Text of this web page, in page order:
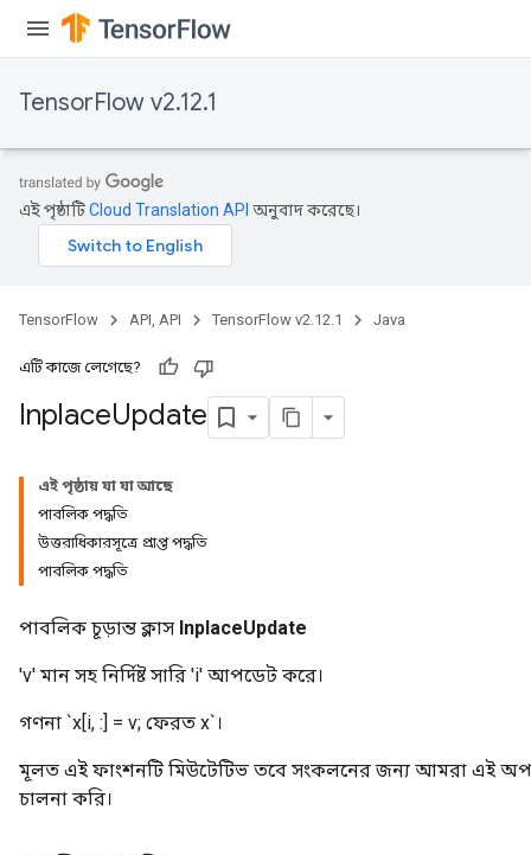
TensorFlow v2.12.1
এই পৃষ্ঠাটিCloud Translation API অনুবাদ করেছে।
TensorFlow API, API TensorFlow v2.12.1 Java
এটি কাজে লেগেছে?
InplaceUpdate
এই পৃষ্ঠায় যা যা আছে
পাবলিক পদ্ধতি
উত্তরাধিকারসূত্রে প্রাপ্ত পদ্ধতি
পাবলিক পদ্ধতি
পাবলিক চূড়ান্ত ক্লাস InplaceUpdate
'v' মান সহ নির্দিষ্ট সারি 'i' আপডেট করে।
গণনা `x[i, :] = v; ফেরত x`।
মূলত এই ফাংশনটি মিউটেটিভ তবে সংকলনের জন্য আমরা এই
চালনা করি।